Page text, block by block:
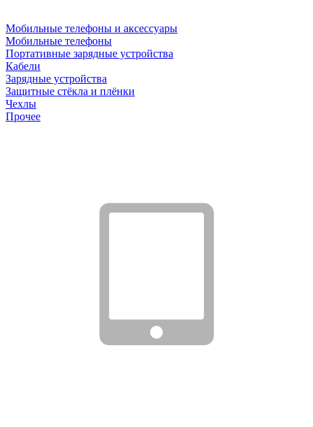
Мобильные телефоны и аксессуары
Мобильные телефоны
Портативные зарядные устройства
Кабели
Зарядные устройства
Защитные стёкла и плёнки
Чехлы
Прочее